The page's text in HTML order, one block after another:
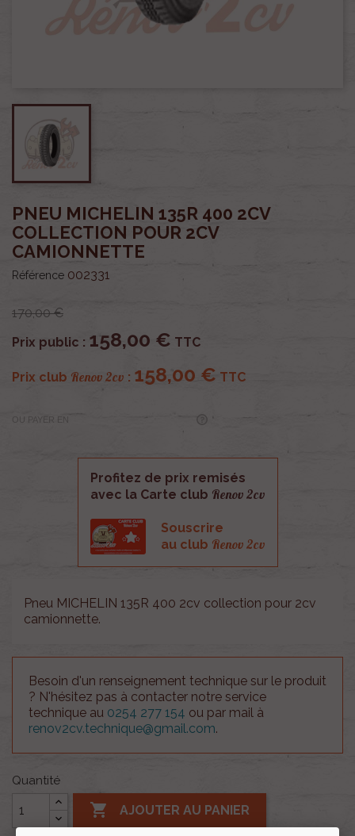
PNEU MICHELIN 135R 400 2CV
COLLECTION POUR 2CV
CAMIONNETTE
Référence 002331
170,00 €
Prix public : 158,00 € TTC
Prix club Renov 2cv : 158,00 € TTC
Profitez de prix remisés
avec la Carte club Renov 2cv
Souscrire
au club Renov 2cv
Pneu MICHELIN 135R 400 2cv collection pour 2cv
camionnette.
Besoin d'un renseignement technique sur le produit
? N'hésitez pas à contacter notre service
technique au 0254 277 154 ou par mail à
renov2cv.technique@gmail.com.
Quantité
 AJOUTER AU PANIER